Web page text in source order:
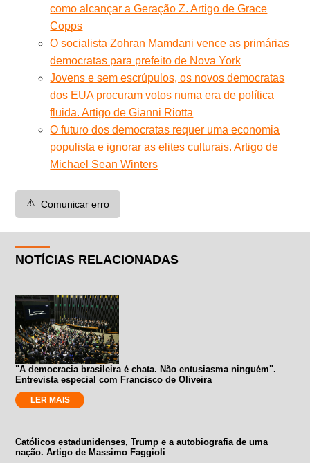
como alcançar a Geração Z. Artigo de Grace
Copps
O socialista Zohran Mamdani vence as primárias
democratas para prefeito de Nova York
Jovens e sem escrúpulos, os novos democratas
dos EUA procuram votos numa era de política
fluida. Artigo de Gianni Riotta
O futuro dos democratas requer uma economia
populista e ignorar as elites culturais. Artigo de
Michael Sean Winters
⚠️ Comunicar erro
NOTÍCIAS RELACIONADAS
"A democracia brasileira é chata. Não entusiasma ninguém".
Entrevista especial com Francisco de Oliveira
LER MAIS
Católicos estadunidenses, Trump e a autobiografia de uma
nação. Artigo de Massimo Faggioli